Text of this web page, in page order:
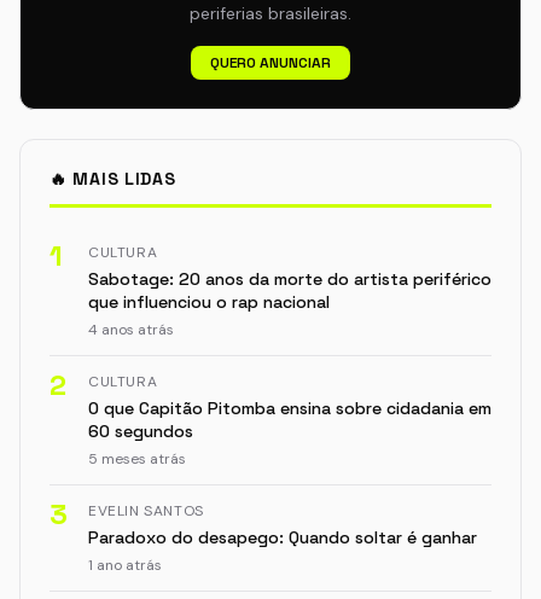
periferias brasileiras.
QUERO ANUNCIAR
🔥 MAIS LIDAS
1 CULTURA
Sabotage: 20 anos da morte do artista periférico
que influenciou o rap nacional
4 anos atrás
2 CULTURA
O que Capitão Pitomba ensina sobre cidadania em
60 segundos
5 meses atrás
3 EVELIN SANTOS
Paradoxo do desapego: Quando soltar é ganhar
1 ano atrás